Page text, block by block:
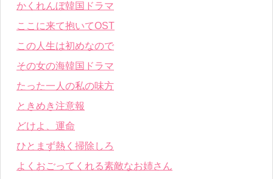
かくれんぼ韓国ドラマ
ここに来て抱いてOST
この人生は初めなので
その女の海韓国ドラマ
たった一人の私の味方
ときめき注意報
どけよ、運命
ひとまず熱く掃除しろ
よくおごってくれる素敵なお姉さん